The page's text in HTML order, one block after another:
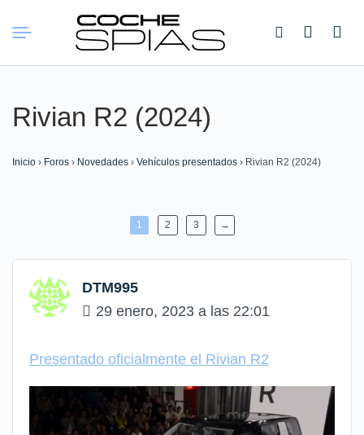
Buscar:
Rivian R2 (2024)
Inicio › Foros › Novedades › Vehículos presentados › Rivian R2 (2024)
1 2 3 →
DTM995
29 enero, 2023 a las 22:01
Presentado oficialmente el Rivian R2